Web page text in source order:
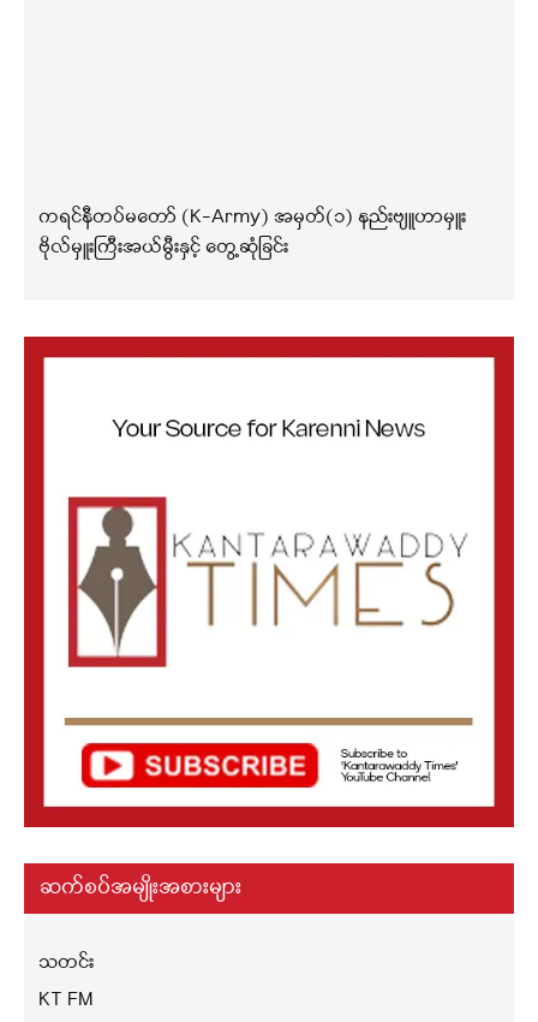
ကရင်နီတပ်မတော် (K-Army) အမှတ်(၁) နည်းဗျူဟာမှူး
ဗိုလ်မှူးကြီးအယ်မွီးနှင့် တွေ့ဆုံခြင်း
ဆက်စပ်အမျိုးအစားများ
သတင်း
KT FM